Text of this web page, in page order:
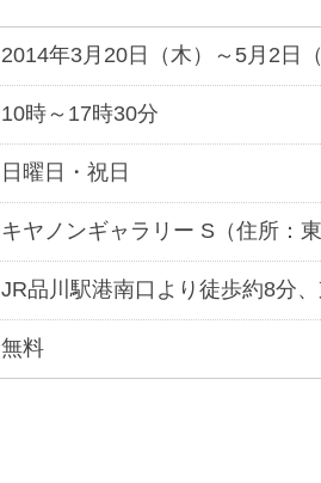
2014年3月20日（木）～5月2日
10時～17時30分
日曜日・祝日
キヤノンギャラリー S（住所：
JR品川駅港南口より徒歩約8分
無料